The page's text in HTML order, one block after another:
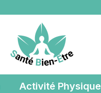
Activité Physique